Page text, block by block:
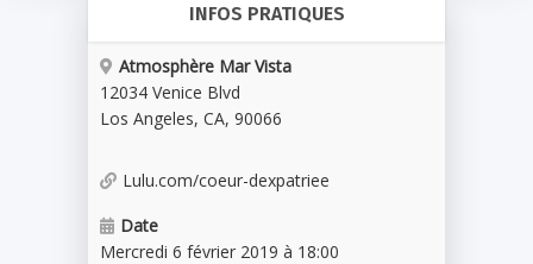
INFOS PRATIQUES
Atmosphère Mar Vista
12034 Venice Blvd
Los Angeles, CA, 90066
Lulu.com/coeur-dexpatriee
Date
Mercredi 6 février 2019 à 18:00